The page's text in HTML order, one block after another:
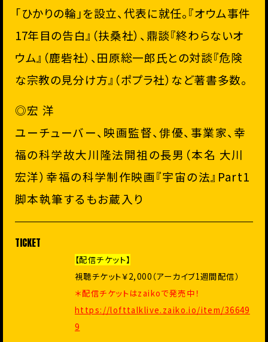
「ひかりの輪」を設立、代表に就任。『オウム事件
17年目の告白』（扶桑社）、鼎談『終わらないオ
ウム』（鹿砦社）、田原総一郎氏との対談『危険
な宗教の見分け方』（ポプラ社）など著書多数。
◎宏 洋
ユーチューバー、映画監督、俳優、事業家、 幸
福の科学故大川隆法開祖の長男（本名 大川
宏洋）幸福の科学制作映画『宇宙の法』Part1
脚本執筆するもお蔵入り
TICKET
【配信チケット】
視聴チケット￥2,000（アーカイブ1週間配信）
＊配信チケットはzaikoで発売中！
https://lofttalklive.zaiko.io/item/36649
9